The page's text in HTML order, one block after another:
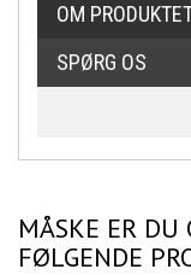
OM
SPØRG OS
MÅSKE ER DU
FØLGENDE